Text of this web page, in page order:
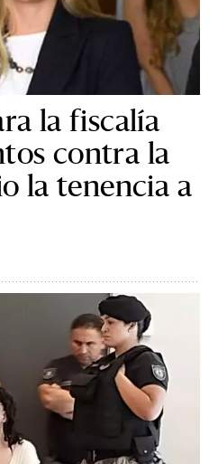
la fiscalía
contra la
la tenencia a